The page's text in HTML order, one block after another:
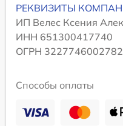
РЕКВИЗИТЫ
ИП Велес Ксения
ИНН 651300417740
ОГРН
Способы оплаты